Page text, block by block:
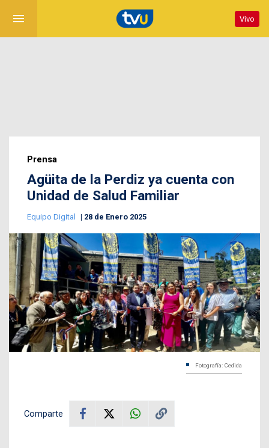
menu Vivo
Prensa
Agüita de la Perdiz ya cuenta con
Unidad de Salud Familiar
Equipo Digital 28 de Enero 2025
Fotografía: Cedida
Comparte